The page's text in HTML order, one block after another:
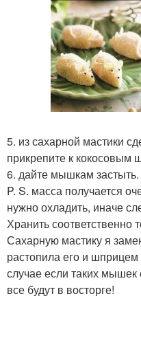
5. из сахарной мастики
прикрепите к кокосовым
6. дайте мышкам застыть.
P. S. масса получается
нужно охладить, иначе
Хранить соответственно
Сахарную мастику я
растопила его и
случае если таких мышек
все будут в восторге!